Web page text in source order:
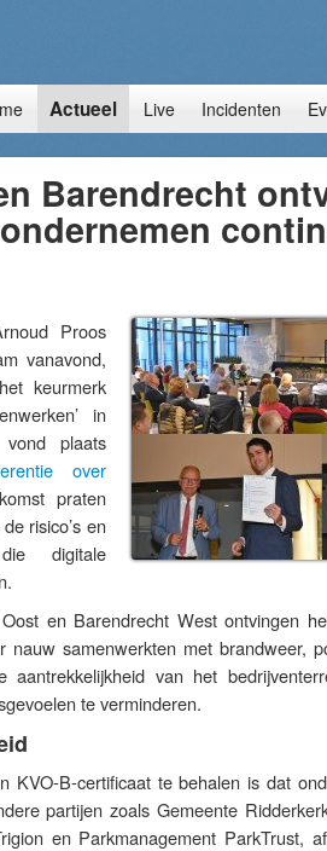
Actueel Live Incidenten
Barendrecht
Proos
vanavond,
keurmerk
in
plaats
over
praten
risico’s en
digitale
en Barendrecht West ontvingen
nauw samenwerkten met brandweer,
aantrekkelijkheid van het
te verminderen.
KVO-B-certificaat te behalen is dat
partijen zoals Gemeente
en Parkmanagement ParkTrust,